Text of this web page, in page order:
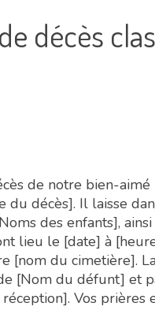
décès
de notre bien-
décès]. Il laisse
des enfants],
lieu le [date] à
[nom du cimetière].
[Nom du défunt] et
Vos prières